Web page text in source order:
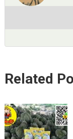
Related